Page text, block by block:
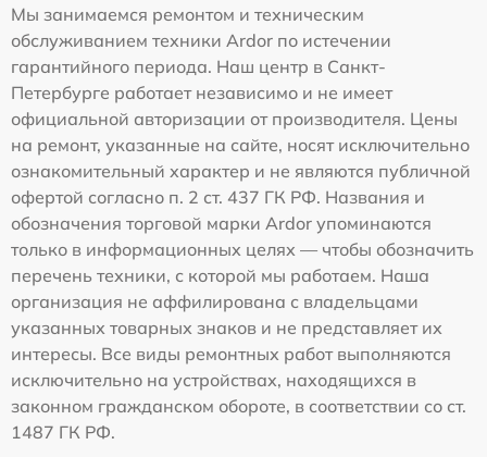
Мы занимаемся ремонтом и техническим
обслуживанием техники Ardor по истечении
гарантийного периода. Наш центр в Санкт-
Петербурге работает независимо и не имеет
официальной авторизации от производителя. Цены
на ремонт, указанные на сайте, носят исключительно
ознакомительный характер и не являются публичной
офертой согласно п. 2 ст. 437 ГК РФ. Названия и
обозначения торговой марки Ardor упоминаются
только в информационных целях — чтобы обозначить
перечень техники, с которой мы работаем. Наша
организация не аффилирована с владельцами
указанных товарных знаков и не представляет их
интересы. Все виды ремонтных работ выполняются
исключительно на устройствах, находящихся в
законном гражданском обороте, в соответствии со ст.
1487 ГК РФ.